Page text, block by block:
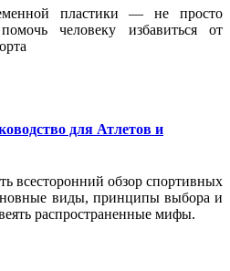
пластики — не просто
человеку избавиться от
для Атлетов и
всесторонний обзор спортивных
виды, принципы выбора и
распространенные мифы.